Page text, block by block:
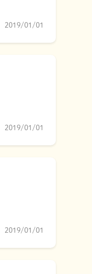
2019/01/01
2019/01/01
2019/01/01